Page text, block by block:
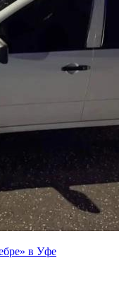
в Уфе